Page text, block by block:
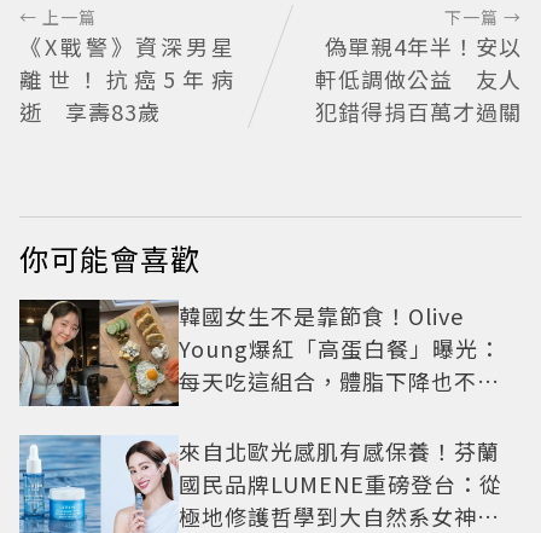
← 上一篇
《X戰警》資深男星
離世！抗癌5年病
逝 享壽83歲
下一篇 →
偽單親4年半！安以
軒低調做公益 友人
犯錯得捐百萬才過關
你可能會喜歡
韓國女生不是靠節食！Olive
Young爆紅「高蛋白餐」曝光：
每天吃這組合，體脂下降也不怕
來自北歐光感肌有感保養！芬蘭
國民品牌LUMENE重磅登台：從
極地修護哲學到大自然系女神莫